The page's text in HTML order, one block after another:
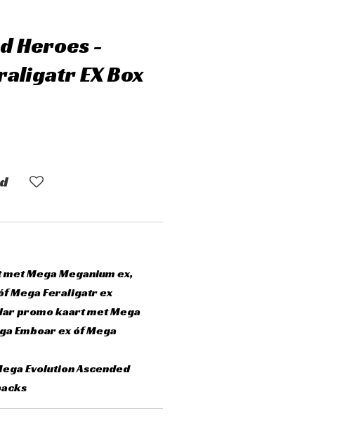
Heroes -
EX Box
Mega Meganium ex,
Mega Feraligatr ex
promo kaart met Mega
Emboar ex óf Mega
Evolution Ascended